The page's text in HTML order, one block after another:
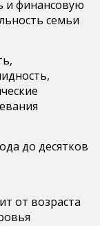
и финансовую
семьи
до десятков
от возраста